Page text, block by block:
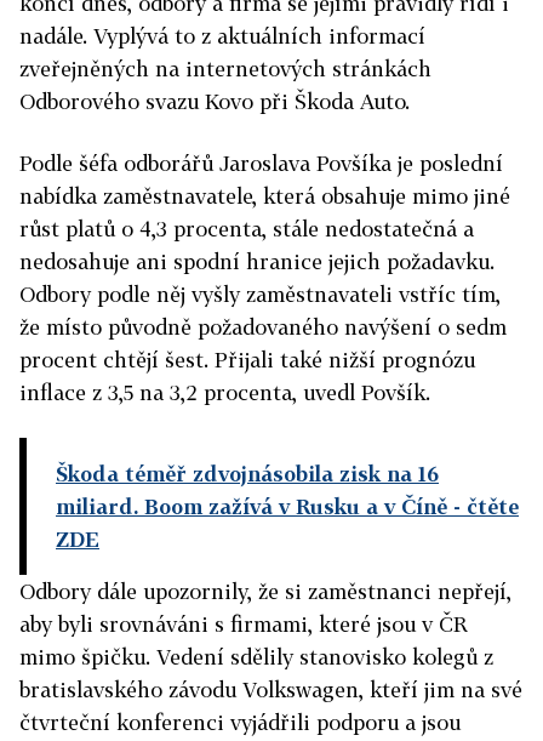
nadále. Vyplývá to z aktuálních informací
zveřejněných na internetových stránkách
Odborového svazu Kovo při Škoda Auto.
Podle šéfa odborářů Jaroslava Povšíka je poslední
nabídka zaměstnavatele, která obsahuje mimo jiné
růst platů o 4,3 procenta, stále nedostatečná a
nedosahuje ani spodní hranice jejich požadavku.
Odbory podle něj vyšly zaměstnavateli vstříc tím,
že místo původně požadovaného navýšení o sedm
procent chtějí šest. Přijali také nižší prognózu
inflace z 3,5 na 3,2 procenta, uvedl Povšík.
Škoda téměř zdvojnásobila zisk na 16
miliard. Boom zažívá v Rusku a v Číně - čtěte
ZDE
Odbory dále upozornily, že si zaměstnanci nepřejí,
aby byli srovnáváni s firmami, které jsou v ČR
mimo špičku. Vedení sdělily stanovisko kolegů z
bratislavského závodu Volkswagen, kteří jim na své
čtvrteční konferenci vyjádřili podporu a jsou